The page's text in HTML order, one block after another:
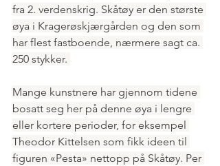
fra 2. verdenskrig. Skåtøy er den største
øya i Kragerøskjærgården og den som
har flest fastboende, nærmere sagt ca.
250 stykker.
Mange kunstnere har gjennom tidene
bosatt seg her på denne øya i lengre
eller kortere perioder, for eksempel
Theodor Kittelsen som fikk ideen til
figuren «Pesta» nettopp på Skåtøy. Per